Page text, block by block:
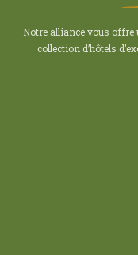
Notre alliance vous offre
collection d’hôtels